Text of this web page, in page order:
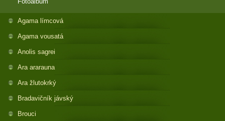
Agama límcová
Agama vousatá
Anolis sagrei
Ara ararauna
Ara žlutokrký
Bradavičník jávský
Brouci